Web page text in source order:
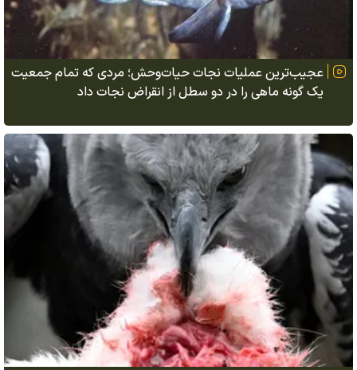
عجیب‌ترین عملیات نجات حیات‌وحش؛ مردی که تمام جمعیت
یک گونه ماهی را در دو سطل از انقراض نجات داد